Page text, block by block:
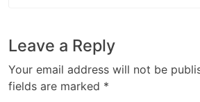
Leave a Reply
Your email address will not be
fields are marked *